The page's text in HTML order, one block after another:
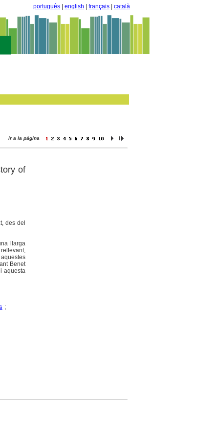
português english français català
ir a la página
of
des del
llarga
Benet
aquesta
;